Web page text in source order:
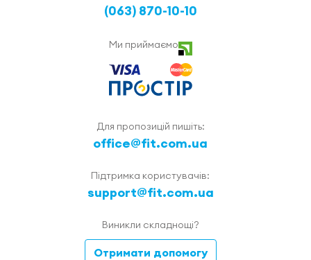
(063) 870-10-10
Ми приймаємо
Для пропозицій пишіть:
office@fit.com.ua
Підтримка користувачів:
support@fit.com.ua
Виникли складнощі?
Отримати допомогу